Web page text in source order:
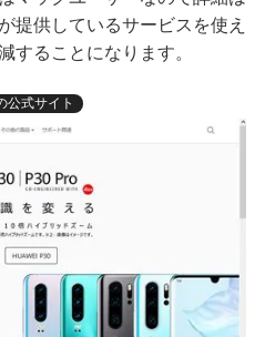
提供しているサービスを使え
することになります。
公式サイト